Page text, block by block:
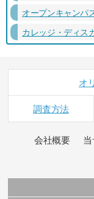
オープンキャンパ
カレッジ・ディス
オ
調査方法
会社概要